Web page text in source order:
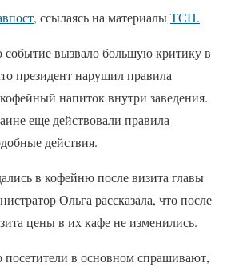
, ссылаясь на материалыТСН.
вызвало большую критику в
президент нарушил правила
напиток внутри заведения.
еще действовали правила
действия.
в кофейню после визита главы
Ольга рассказала, что после
цены в их кафе не изменились.
посетители в основном спрашивают,